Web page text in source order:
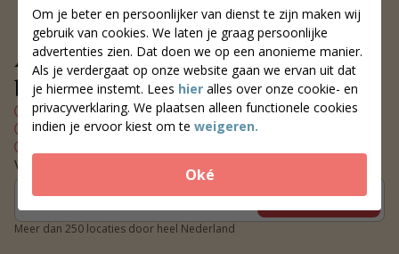
Om je beter en persoonlijker van dienst te zijn maken wij
gebruik van cookies. We laten je graag persoonlijke
advertenties zien. Dat doen we op een anonieme manier.
Als je verdergaat op onze website gaan we ervan uit dat
je hiermee instemt. Lees hier alles over onze cookie- en
privacyverklaring. We plaatsen alleen functionele cookies
indien je ervoor kiest om te weigeren.
Oké
Altijd een voedingscoach
bij jou in de buurt
Persoonlijk voedingsplan
Wekelijks contact met je coach
Vind een coach bij jou in de buurt
Zoek coaches
Meer dan 250 locaties door heel Nederland